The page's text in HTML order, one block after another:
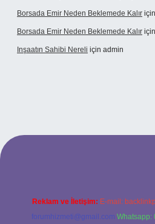
Borsada Emir Neden Beklemede Kalır için
Borsada Emir Neden Beklemede Kalır için
Inşaatın Sahibi Nereli için admin
Reklam ve İletişim: E-mail:
forumhizmeti@gmail.com Whatsapp: